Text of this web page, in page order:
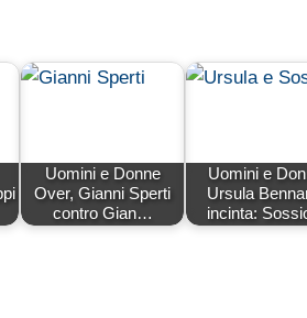
Uomini e Donne
Over, Gianni Sperti
contro Gian…
Uomini e
Ursula
incinta: